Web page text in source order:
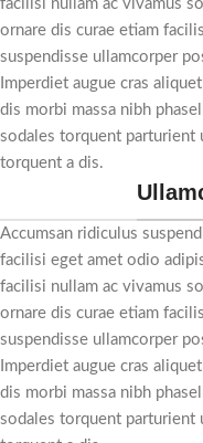
facilisi nullam ac vivamus
ornare dis curae etiam
suspendisse ullamcorper
Imperdiet augue cras
dis morbi massa nibh
sodales torquent parturient
torquent a dis.
Accumsan ridiculus
facilisi eget amet odio
facilisi nullam ac vivamus
ornare dis curae etiam
suspendisse ullamcorper
Imperdiet augue cras
dis morbi massa nibh
sodales torquent parturient